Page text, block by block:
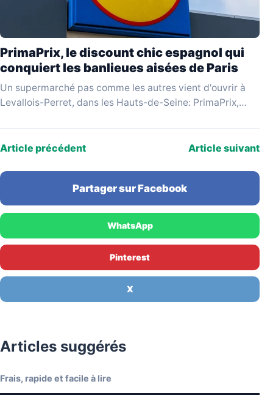
PrimaPrix, le discount chic espagnol qui
conquiert les banlieues aisées de Paris
Un supermarché pas comme les autres vient d'ouvrir à
Levallois-Perret, dans les Hauts-de-Seine: PrimaPrix,
chic», attire une…
Article précédent Article suivant
Partager sur Facebook
WhatsApp
Pinterest
X
Articles suggérés
Frais, rapide et facile à lire